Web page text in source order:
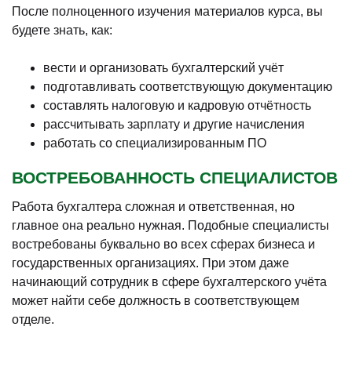
После полноценного изучения материалов курса, вы
будете знать, как:
вести и организовать бухгалтерский учёт
подготавливать соответствующую документацию
составлять налоговую и кадровую отчётность
рассчитывать зарплату и другие начисления
работать со специализированным ПО
ВОСТРЕБОВАННОСТЬ СПЕЦИАЛИСТОВ
Работа бухгалтера сложная и ответственная, но
главное она реально нужная. Подобные специалисты
востребованы буквально во всех сферах бизнеса и
государственных организациях. При этом даже
начинающий сотрудник в сфере бухгалтерского учёта
может найти себе должность в соответствующем
отделе.